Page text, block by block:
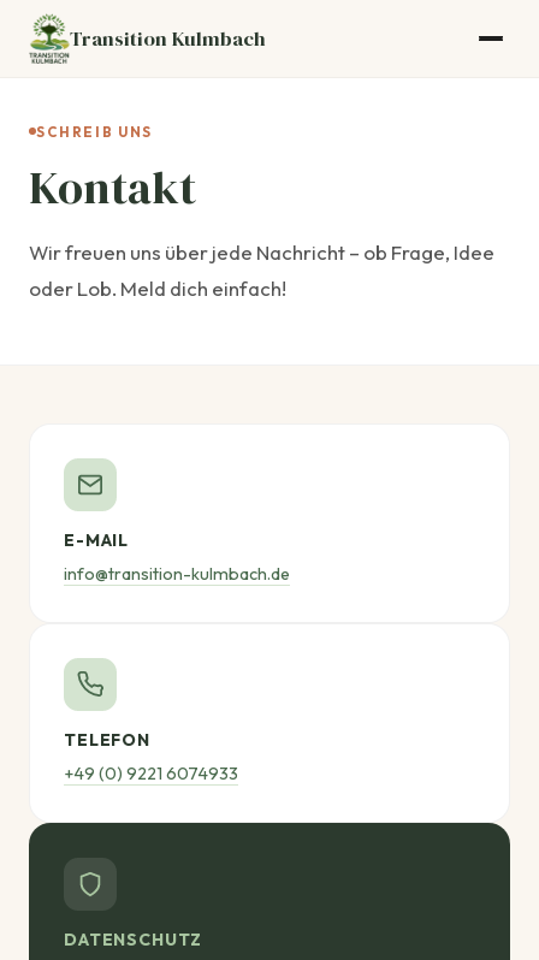
Transition Kulmbach
SCHREIB UNS
Kontakt
Wir freuen uns über jede Nachricht – ob Frage, Idee
oder Lob. Meld dich einfach!
E-MAIL
info@transition-kulmbach.de
TELEFON
+49 (0) 9221 6074933
DATENSCHUTZ